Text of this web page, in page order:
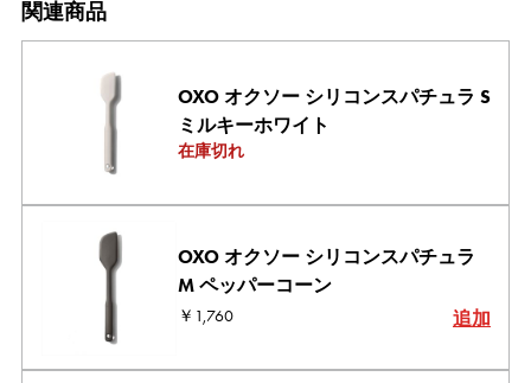
関連商品
OXO オクソー シリコンスパチュラ S
ミルキーホワイト
在庫切れ
OXO オクソー シリコンスパチュラ
M ペッパーコーン
￥1,760 追加